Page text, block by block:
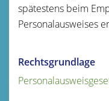
spätestens beim
Personalausweises
Rechtsgrundlage